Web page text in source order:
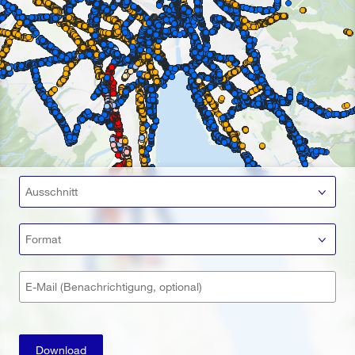
Ausschnitt
Format
E-Mail (Benachrichtigung, optional)
Download